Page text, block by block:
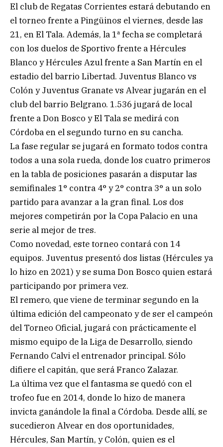
El club de Regatas Corrientes estará debutando en
el torneo frente a Pingüinos el viernes, desde las
21, en El Tala. Además, la 1ª fecha se completará
con los duelos de Sportivo frente a Hércules
Blanco y Hércules Azul frente a San Martín en el
estadio del barrio Libertad. Juventus Blanco vs
Colón y Juventus Granate vs Alvear jugarán en el
club del barrio Belgrano. 1.536 jugará de local
frente a Don Bosco y El Tala se medirá con
Córdoba en el segundo turno en su cancha.
La fase regular se jugará en formato todos contra
todos a una sola rueda, donde los cuatro primeros
en la tabla de posiciones pasarán a disputar las
semifinales 1° contra 4° y 2° contra 3° a un solo
partido para avanzar a la gran final. Los dos
mejores competirán por la Copa Palacio en una
serie al mejor de tres.
Como novedad, este torneo contará con 14
equipos. Juventus presentó dos listas (Hércules ya
lo hizo en 2021) y se suma Don Bosco quien estará
participando por primera vez.
El remero, que viene de terminar segundo en la
última edición del campeonato y de ser el campeón
del Torneo Oficial, jugará con prácticamente el
mismo equipo de la Liga de Desarrollo, siendo
Fernando Calvi el entrenador principal. Sólo
difiere el capitán, que será Franco Zalazar.
La última vez que el fantasma se quedó con el
trofeo fue en 2014, donde lo hizo de manera
invicta ganándole la final a Córdoba. Desde allí, se
sucedieron Alvear en dos oportunidades,
Hércules, San Martín, y Colón, quien es el